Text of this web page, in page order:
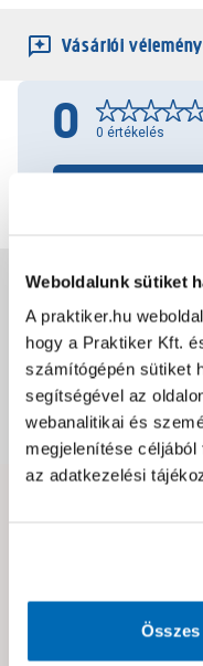
Weboldalunk sütiket
A praktiker.hu
hogy a Praktiker Kft.
számítógépén sütiket
segítségével az
webanalitikai és
megjelenítése
az adatkezelési
Vásárlói
0 0 értékelés
Jótállás,
Csomagolási és
Dokumentumok,
Neked ajánljuk!